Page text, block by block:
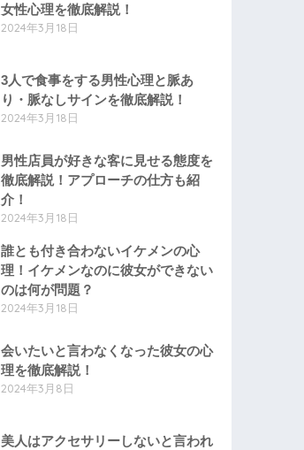
女性心理を徹底解説！
2024年3月18日
3人で食事をする男性心理と脈あ
り・脈なしサインを徹底解説！
2024年3月18日
男性店員が好きな客に見せる態度を
徹底解説！アプローチの仕方も紹
介！
2024年3月18日
誰とも付き合わないイケメンの心
理！イケメンなのに彼女ができない
のは何が問題？
2024年3月18日
会いたいと言わなくなった彼女の心
理を徹底解説！
2024年3月8日
美人はアクセサリーしないと言われ